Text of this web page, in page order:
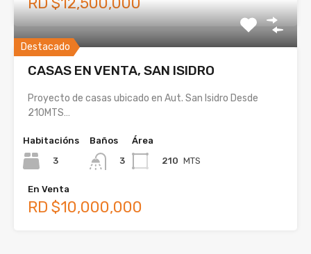
Destacado
CASAS EN VENTA, SAN ISIDRO
Proyecto de casas ubicado en Aut. San Isidro Desde
210MTS…
Habitacións
3
Baños
3
Área
210 MTS
En Venta
RD $10,000,000